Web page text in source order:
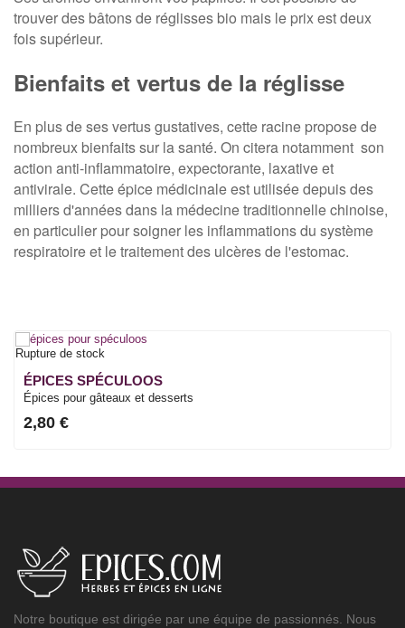
trouver des bâtons de réglisses bio mais le prix est deux
fois supérieur.
Bienfaits et vertus de la réglisse
En plus de ses vertus gustatives, cette racine propose de
nombreux bienfaits sur la santé. On citera notamment son
action anti-inflammatoire, expectorante, laxative et
antivirale. Cette épice médicinale est utilisée depuis des
milliers d'années dans la médecine traditionnelle chinoise,
en particulier pour soigner les inflammations du système
respiratoire et le traitement des ulcères de l'estomac.
Rupture de stock
ÉPICES SPÉCULOOS
Épices pour gâteaux et desserts
2,80 €
Notre boutique est dirigée par une équipe de passionnés. Nous